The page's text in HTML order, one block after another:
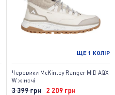
ЩЕ 1 КОЛІР
Черевики McKinley Ranger MID AQX
W жіночі
3 399 грн 2 209 грн